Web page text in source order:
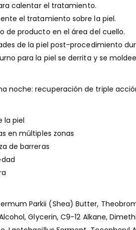
calentar el tratamiento.
el tratamiento sobre la piel.
de producto en el área del cuello.
de la piel post-procedimiento
para la piel se derrita y se
noche: recuperación de triple
la piel
en múltiples zonas
de barreras
Parkii (Shea) Butter,
Glycerin, C9-12 Alkane,